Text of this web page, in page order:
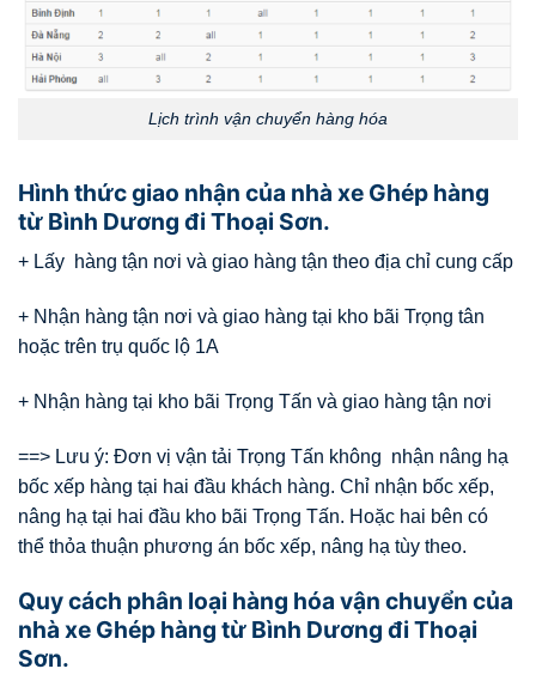
Lịch trình vận chuyển hàng hóa
Hình thức giao nhận của nhà xe Ghép hàng
từ Bình Dương đi Thoại Sơn.
+ Lấy hàng tận nơi và giao hàng tận theo địa chỉ cung cấp
+ Nhận hàng tận nơi và giao hàng tại kho bãi Trọng tân
hoặc trên trụ quốc lộ 1A
+ Nhận hàng tại kho bãi Trọng Tấn và giao hàng tận nơi
==> Lưu ý: Đơn vị vận tải Trọng Tấn không nhận nâng hạ
bốc xếp hàng tại hai đầu khách hàng. Chỉ nhận bốc xếp,
nâng hạ tại hai đầu kho bãi Trọng Tấn. Hoặc hai bên có
thể thỏa thuận phương án bốc xếp, nâng hạ tùy theo.
Quy cách phân loại hàng hóa vận chuyển của
nhà xe Ghép hàng từ Bình Dương đi Thoại
Sơn.